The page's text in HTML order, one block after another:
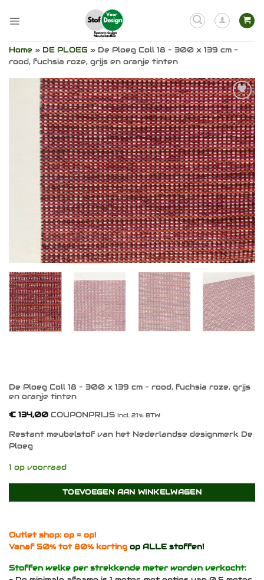
naar
Home » DE PLOEG » De Ploeg Coll 18 – 300 x 139 cm –
rood, fuchsia roze, grijs en oranje tinten
Toevoegen
aan
verlanglijst
De Ploeg Coll 18 – 300 x 139 cm – rood, fuchsia roze, grijs
en oranje tinten
€ 134,00 COUPONPRIJS Incl. 21% BTW
Restant meubelstof van het Nederlandse designmerk De
Ploeg
1 op voorraad
TOEVOEGEN AAN WINKELWAGEN
Outlet shop: op = op!
Vanaf 50% tot 80% korting op ALLE stoffen!
Stoffen welke per strekkende meter worden verkocht: